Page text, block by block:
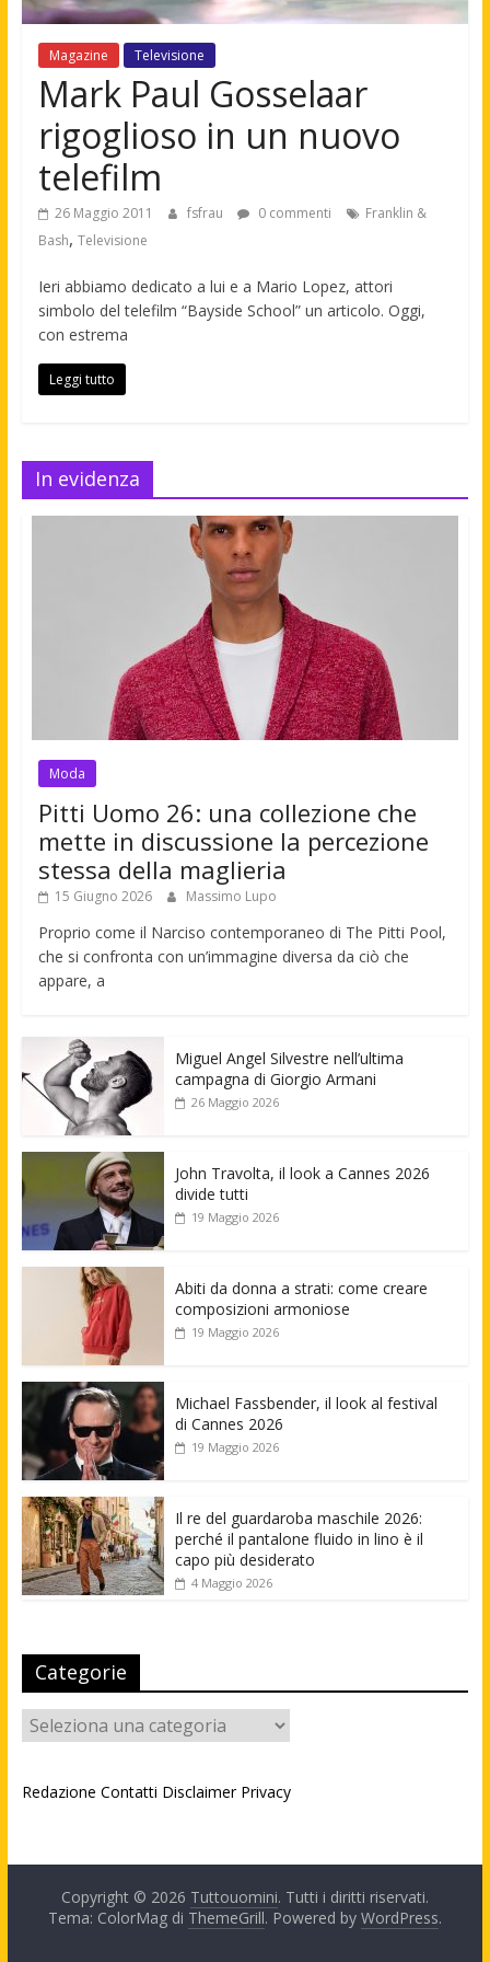
Magazine Televisione
Mark Paul Gosselaar
rigoglioso in un nuovo
telefilm
26 Maggio 2011 fsfrau 0 commenti
Franklin &
Bash, Televisione
Ieri abbiamo dedicato a lui e a Mario Lopez, attori
simbolo del telefilm “Bayside School” un articolo. Oggi,
con estrema
Leggi tutto
In evidenza
Moda
Pitti Uomo 26: una collezione che
mette in discussione la percezione
stessa della maglieria
15 Giugno 2026 Massimo Lupo
Proprio come il Narciso contemporaneo di The Pitti Pool,
che si confronta con un’immagine diversa da ciò che
appare, a
Miguel Angel Silvestre nell’ultima
campagna di Giorgio Armani
26 Maggio 2026
John Travolta, il look a Cannes 2026
divide tutti
19 Maggio 2026
Abiti da donna a strati: come creare
composizioni armoniose
19 Maggio 2026
Michael Fassbender, il look al festival
di Cannes 2026
19 Maggio 2026
Il re del guardaroba maschile 2026:
perché il pantalone fluido in lino è il
capo più desiderato
4 Maggio 2026
Categorie
Categorie
Redazione Contatti Disclaimer Privacy
Copyright © 2026 Tuttouomini. Tutti i diritti riservati.
Tema: ColorMag di ThemeGrill. Powered by WordPress.